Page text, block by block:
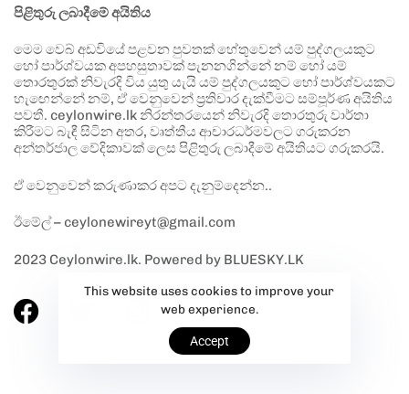
පිළිතුරු ලබාදීමේ අයිතිය
මෙම වෙබ් අඩවියේ පළවන පුවතක් හේතුවෙන් යම් පුද්ගලයකුට
හෝ පාර්ශ්වයක අපහසුතාවක් පැනනගින්නේ නම් හෝ යම්
තොරතුරක් නිවැරදි විය යුතු යැයි යම් පුද්ගලයකුට හෝ පාර්ශ්වයකට
හැඟෙන්නේ නම්, ඒ වෙනුවෙන් ප්‍රතිචාර දැක්වීමට සම්පූර්ණ අයිතිය
පවතී. ceylonwire.lk නිරන්තරයෙන් නිවැරදි තොරතුරු වාර්තා
කිරීමට බැඳී සිටින අතර, වෘත්තීය ආචාරධර්මවලට ගරුකරන
අන්තර්ජාල වේදිකාවක් ලෙස පිළිතුරු ලබාදීමේ අයිතියට ගරුකරයි.
ඒ වෙනුවෙන් කරුණාකර අපට දැනුම්දෙන්න..
ඊමේල් – ceylonewireyt@gmail.com
2023 Ceylonwire.lk. Powered by BLUESKY.LK
This website uses cookies to improve your
web experience.
Accept